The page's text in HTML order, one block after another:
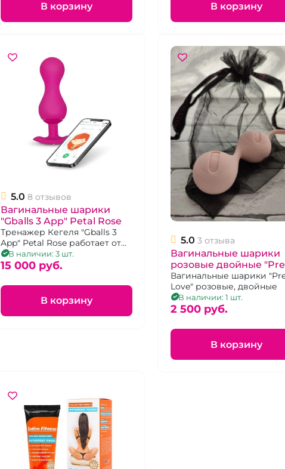
В корзину В корзину
5.0 8 отзывов
Вагинальные шарики
"Gballs 3 App" Petal Rose
Тренажер Кегеля "Gballs 3
App" Petal Rose работает от
приложения Magic Kegel
В наличии: 3 шт.
15 000 pуб.
В корзину
5.0 3 отзыва
Вагинальные шарики
розовые двойные
Love"
Вагинальные шарики
Love" розовые, двойные
В наличии: 1 шт.
2 500 pуб.
В корзину